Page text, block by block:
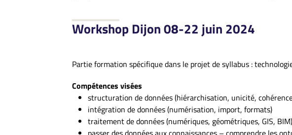
Workshop Dijon 08-22 juin 2024
Partie formation spécifique dans le projet de syllabus :
Compétences visées
structuration de données (hiérarchisation, unicité,
intégration de données (numérisation, import, formats)
traitement de données (numériques, géométriques, GIS, BIM)